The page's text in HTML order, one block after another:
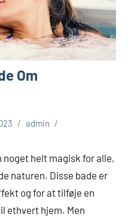
Om
admin
noget helt magisk for alle,
naturen. Disse bade er
og for at tilføje en
ethvert hjem. Men